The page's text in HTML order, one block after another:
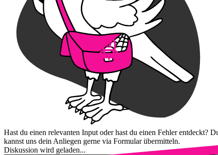
Hast du einen relevanten Input oder hast du einen Fehler entdeckt?
kannst uns dein Anliegen gerne via Formular übermitteln.
Diskussion wird geladen...